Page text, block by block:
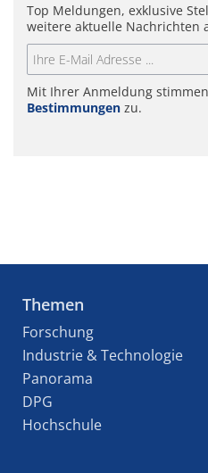
Top Meldungen, exklusive
weitere aktuelle Nachrichten
Mit Ihrer Anmeldung
Bestimmungen zu.
Themen
Forschung
Industrie & Technologie
Panorama
DPG
Hochschule